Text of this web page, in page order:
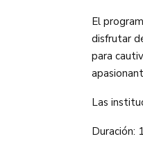
El
disfrutar
para
Las
Duración: